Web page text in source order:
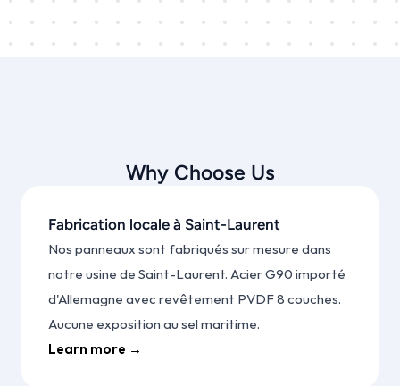
Why Choose Us
Fabrication locale à Saint-Laurent
Nos panneaux sont fabriqués sur mesure dans
notre usine de Saint-Laurent. Acier G90 importé
d'Allemagne avec revêtement PVDF 8 couches.
Aucune exposition au sel maritime.
Learn more →